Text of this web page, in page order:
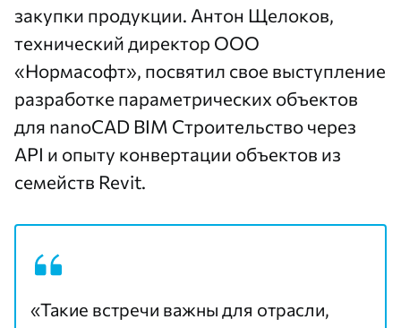
закупки продукции. Антон Щелоков,
технический директор ООО
«Нормасофт», посвятил свое выступление
разработке параметрических объектов
для nanoCAD BIM Строительство через
API и опыту конвертации объектов из
семейств Revit.
«Такие встречи важны для отрасли,